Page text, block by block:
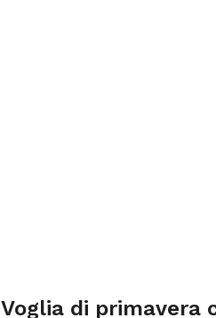
Voglia di primavera